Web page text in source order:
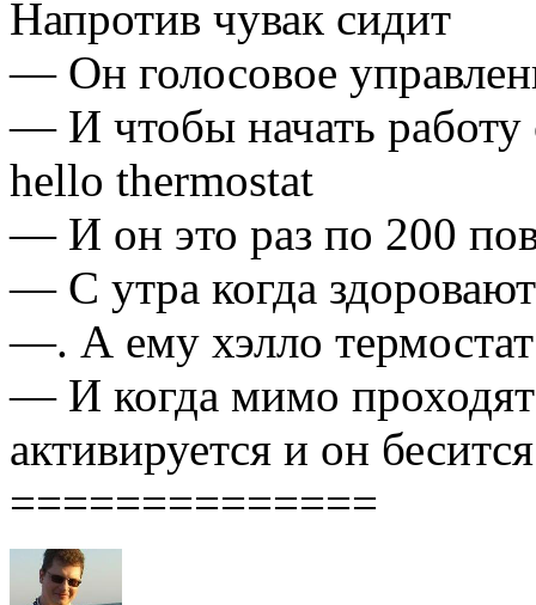
Напротив чувак сидит
— Он голосовое
— И чтобы начать работу
hello thermostat
— И он это раз по 200
— С утра когда
—. А ему хэлло термостат
— И когда мимо проходят
активируется и он бесится
==============